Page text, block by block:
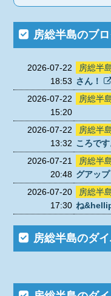
房総半島のブ
2026-07-22
18:53
房総半
さん！
2026-07-22
15:20
房総半
2026-07-22
13:32
房総半
ころで
2026-07-21
20:48
房総半
グアッ
2026-07-20
17:30
房総半
ね
房総半島のダ